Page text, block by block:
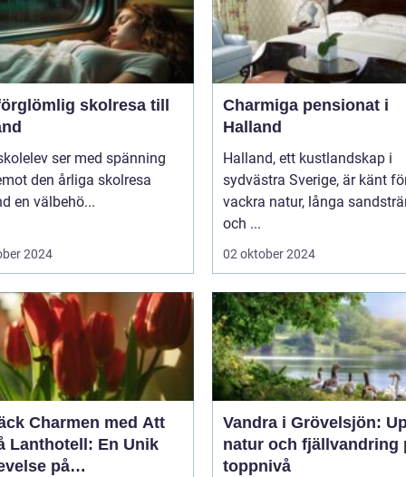
skolresa till
ser med spänning
den årliga skolresa
en välbehö...
2024
Charmiga pensionat i
Halland
Halland, ett kustlandskap i
sydvästra Sverige, är känt
vackra natur, långa
och ...
02 oktober 2024
Charmen med Att
Lanthotell: En Unik
på
Vandra i Grövelsjön:
natur och fjällvandring
toppnivå